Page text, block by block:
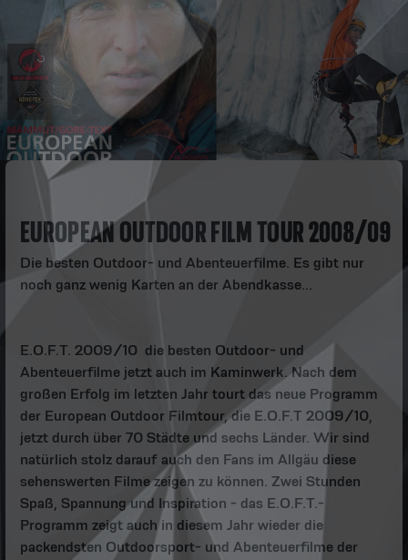
EUROPEAN OUTDOOR FILM TOUR 2008/09
Die besten Outdoor- und Abenteuerfilme. Es gibt nur
noch ganz wenig Karten an der Abendkasse...
E.O.F.T. 2009/10  die besten Outdoor- und
Abenteuerfilme jetzt auch im Kaminwerk. Nach dem
großen Erfolg im letzten Jahr tourt das neue Programm
der European Outdoor Filmtour, die E.O.F.T 2009/10,
jetzt durch über 70 Städte und sechs Länder. Wir sind
natürlich stolz darauf auch den Fans im Allgäu diese
sehenswerten Filme zeigen zu können. Zwei Stunden
Spaß, Spannung und Inspiration - das E.O.F.T.-
Programm zeigt auch in diesem Jahr wieder die
packendsten Outdoorsport- und Abenteuerfilme der